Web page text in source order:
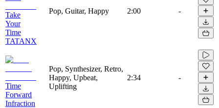
Take
Your
Time
TATANX
Pop, Guitar, Happy 2:00 -
Time
Forward
Infraction
Pop, Synthesizer, Retro,
Happy, Upbeat,
Uplifting
2:34 -